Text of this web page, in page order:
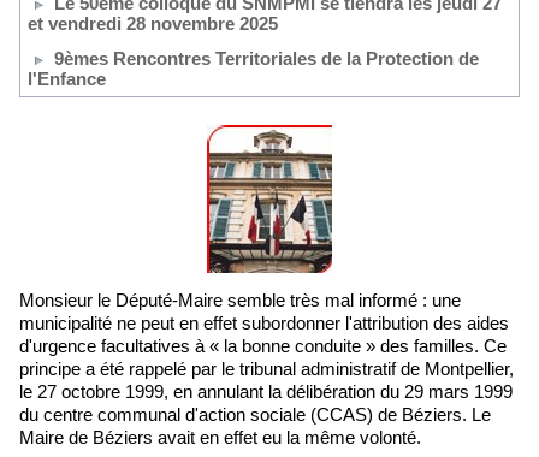
et vendredi 28 novembre 2025
9èmes Rencontres Territoriales de la Protection de
l'Enfance
Monsieur le Député-Maire semble très mal informé : une
municipalité ne peut en effet subordonner l'attribution des aides
d'urgence facultatives à « la bonne conduite » des familles. Ce
principe a été rappelé par le tribunal administratif de Montpellier,
le 27 octobre 1999, en annulant la délibération du 29 mars 1999
du centre communal d'action sociale (CCAS) de Béziers. Le
Maire de Béziers avait en effet eu la même volonté.